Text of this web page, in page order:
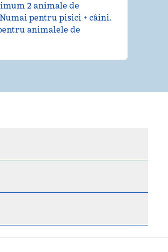
2 animale de
pentru pisici + câini.
animalele de